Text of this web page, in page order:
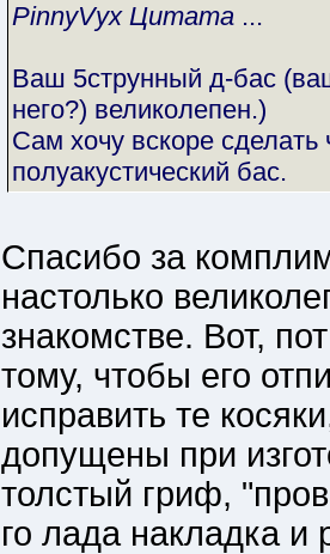
PinnyVyx Цитата ...
Ваш 5струнный д-бас
него?) великолепен.)
Сам хочу вскоре сделать
полуакустический бас.
Спасибо за
настолько
знакомстве. Вот,
тому, чтобы его
исправить те
допущены при
толстый гриф,
го лада накладка и